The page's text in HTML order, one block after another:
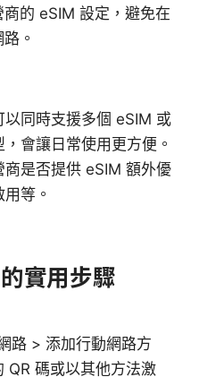
的 eSIM 設定，避免在
。
同時支援多個 eSIM 或
會讓日常使用更方便。
是否提供 eSIM 額外優
等。
實用步驟
路 > 添加行動網路方
QR 碼或以其他方法激